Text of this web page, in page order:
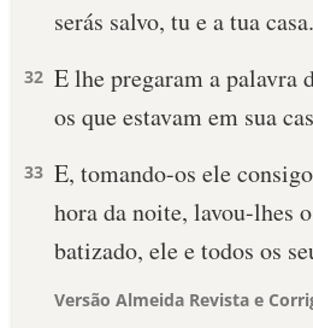
serás salvo, tu e a tua casa.
32 E lhe pregaram a palavra
os que estavam em sua
33 E, tomando-os ele
hora da noite, lavou-lhes
batizado, ele e todos os
Versão Almeida Revista e